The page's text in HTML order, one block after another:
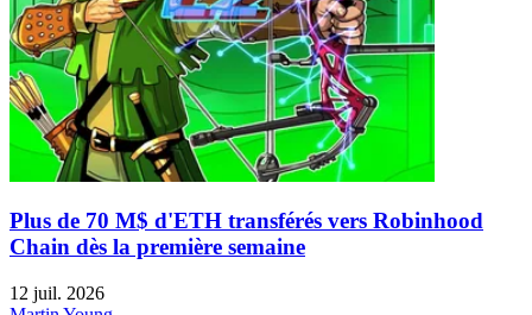
Plus de 70 M$ d'ETH transférés vers Robinhood
Chain dès la première semaine
12 juil. 2026